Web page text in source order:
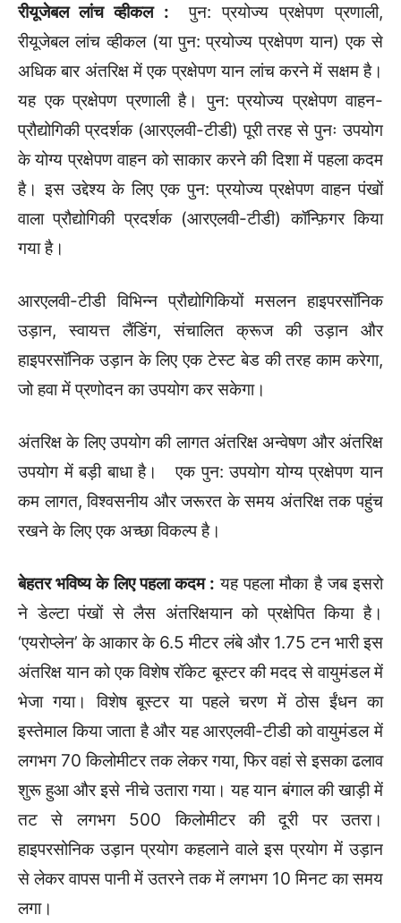
रीयूजेबल लांच व्हीकल :पुन: प्रयोज्य प्रक्षेपण प्रणाली,
रीयूजेबल लांच व्हीकल (या पुन: प्रयोज्य प्रक्षेपण यान) एक से
अधिक बार अंतरिक्ष में एक प्रक्षेपण यान लांच करने में सक्षम है।
यह एक प्रक्षेपण प्रणाली है। पुन: प्रयोज्य प्रक्षेपण वाहन-
प्रौद्योगिकी प्रदर्शक (आरएलवी-टीडी) पूरी तरह से पुनः उपयोग
के योग्य प्रक्षेपण वाहन को साकार करने की दिशा में पहला कदम
है। इस उद्देश्य के लिए एक पुन: प्रयोज्य प्रक्षेपण वाहन पंखों
वाला प्रौद्योगिकी प्रदर्शक (आरएलवी-टीडी) कॉन्फ़िगर किया
गया है।
आरएलवी-टीडी विभिन्न प्रौद्योगिकियों मसलन हाइपरसॉनिक
उड़ान, स्वायत्त लैंडिंग, संचालित क्रूज की उड़ान और
हाइपरसॉनिक उड़ान के लिए एक टेस्ट बेड की तरह काम करेगा,
जो हवा में प्रणोदन का उपयोग कर सकेगा।
अंतरिक्ष के लिए उपयोग की लागत अंतरिक्ष अन्वेषण और अंतरिक्ष
उपयोग में बड़ी बाधा है। एक पुन: उपयोग योग्य प्रक्षेपण यान
कम लागत, विश्वसनीय और जरूरत के समय अंतरिक्ष तक पहुंच
रखने के लिए एक अच्छा विकल्प है।
बेहतर भविष्य के लिए पहला कदम : यह पहला मौका है जब इसरो
ने डेल्टा पंखों से लैस अंतरिक्षयान को प्रक्षेपित किया है।
‘एयरोप्लेन’ के आकार के 6.5 मीटर लंबे और 1.75 टन भारी इस
अंतरिक्ष यान को एक विशेष रॉकेट बूस्टर की मदद से वायुमंडल में
भेजा गया। विशेष बूस्टर या पहले चरण में ठोस ईंधन का
इस्तेमाल किया जाता है और यह आरएलवी-टीडी को वायुमंडल में
लगभग 70 किलोमीटर तक लेकर गया, फिर वहां से इसका ढलाव
शुरू हुआ और इसे नीचे उतारा गया। यह यान बंगाल की खाड़ी में
तट से लगभग 500 किलोमीटर की दूरी पर उतरा।
हाइपरसोनिक उड़ान प्रयोग कहलाने वाले इस प्रयोग में उड़ान
से लेकर वापस पानी में उतरने तक में लगभग 10 मिनट का समय
लगा।